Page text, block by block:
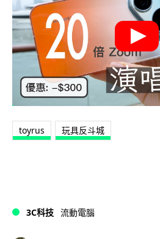
toyrus 玩具反斗城
3C科技 流動電腦